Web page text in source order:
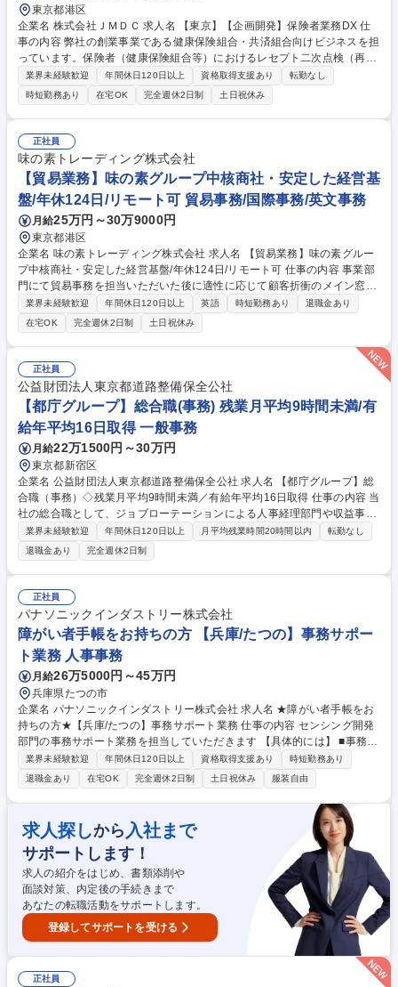
東京都港区
企業名 株式会社ＪＭＤＣ 求人名 【東京】【企画開発】保険者業務DX 仕
事の内容 弊社の創業事業である健康保険組合・共済組合向けビジネスを担
っています。保険者（健康保険組合等）におけるレセプト二次点検（再審
査請求）を効率化する「自動点検システム」の開発に向けた企画開発及び
運用担当 【詳細】 ●プロダクトの価値定義とロジック設計 ●レセプト二次
点検サービスの運用企画設計 ●「点検～分析」の一気通貫型プロセスの構
築 ●市場ニーズの把握とプロダクトロードマップの策定 ●部署間連携とデ
業界未経験歓迎 年間休日120日以上 資格取得支援あり
転勤なし
時短勤務あり
在宅OK 完全週休2日制 土日祝休み
正社員
味の素トレーディング株式会社
【貿易業務】味の素グループ中核商社・安定した経営基
盤/年休124日/リモート可 貿易事務/国際事務/英文事務
月給25万円～30万9000円
東京都港区
企業名 味の素トレーディング株式会社 求人名 【貿易業務】味の素グルー
プ中核商社・安定した経営基盤/年休124日/リモート可 仕事の内容 事業部
門にて貿易事務を担当いただいた後に適性に応じて顧客折衝のメイン窓口
としての対応や味の素グループ内外への新規開拓営業を担当いただきま
す。具体的な業務内容については下記内容になります。 ＜輸出業務＞■貿
易書類作成(通関・原産地証明書・保険申請書)、船積み、輸送の手配■通関
業者・船会社・保険会社とのやりとり■英語でのコレポン ＜輸入業務＞■
フォーキャスト、輸入手配依頼書、国内外の発注書&コレポン■受発注受託
業務、在庫管理■営業サポート、物流企画サポート ＜その他適性に応じ＞
■新規物流スキーム提案から実現までの折衝 募集職種 【貿易業務】味の素
グループ中核商社・安定した経営基盤/年休124日/リモート可
業界未経験歓迎 年間休日120日以上 英語 時短勤務あり
退職金あり
在宅OK
完全週休2日制 土日祝休み
正社員
公益財団法人東京都道路整備保全公社
【都庁グループ】総合職(事務) 残業月平均9時間未満/有
給年平均16日取得 一般事務
月給22万1500円～30万円
東京都新宿区
企業名 公益財団法人東京都道路整備保全公社 求人名 【都庁グループ】総
合職（事務）◇残業月平均9時間未満／有給年平均16日取得 仕事の内容 当
社の総合職として、ジョブローテーションによる人事経理部門や収益事業
等のフロント部門の部署等幅広い部署での業務をお任せいたします。研修
制度やキャリア支援が充実しております！ ※下記業務詳細 【業務詳細】■
管理部門：広報、人事、経理など当公社の運営に係る管理業務 ■収益部
門：駐車場の新規開拓、管理運営、新宿駅西口広場の「イベントコーナ
ー」などの管理運営 ■道路部門：整備の急がれる骨格幹線道路や木造住宅
密集地域の特定整備路線の用地取得、道路に関する普及啓発事業、都内の
道路施設や道路工事現場の見学ツアー事業 ※入社後は上記いずれかの部門
へ配属。※業務内容変更の範囲：会社の定める業務 募集職種 【都庁グル
ープ】総合職（事務）◇残業月平均9時間未満／有給年平均16日取得
業界未経験歓迎 年間休日120日以上 月平均残業時間20時間以内
転勤なし
退職金あり
完全週休2日制
正社員
パナソニックインダストリー株式会社
障がい者手帳をお持ちの方 【兵庫/たつの】事務サポー
ト業務 人事事務
月給26万5000円～45万円
兵庫県たつの市
企業名 パナソニックインダストリー株式会社 求人名 ★障がい者手帳をお
持ちの方★【兵庫/たつの】事務サポート業務 仕事の内容 センシング開発
部門の事務サポート業務を担当していただきます 【具体的には】 ■事務業
務：資料作成、データまとめ等 募集職種 ★障がい者手帳をお持ちの方★
【兵庫/たつの】事務サポート業務
業界未経験歓迎 年間休日120日以上 資格取得支援あり
時短勤務あり
退職金あり
在宅OK 完全週休2日制 土日祝休み 服装自由
求人探しから 入社まで
サポートします！
求人の紹介をはじめ、書類添削や
面談対策、内定後の手続きまで
あなたの転職活動をサポートします。
登録してサポートを受ける
正社員